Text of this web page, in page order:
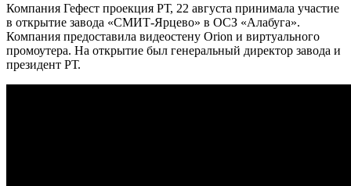
Компания Гефест проекция РТ, 22 августа принимала участие
в открытие завода «СМИТ-Ярцево» в ОСЗ «Алабуга».
Компания предоставила видеостену Orion и виртуального
промоутера. На открытие был генеральный директор завода и
президент РТ.